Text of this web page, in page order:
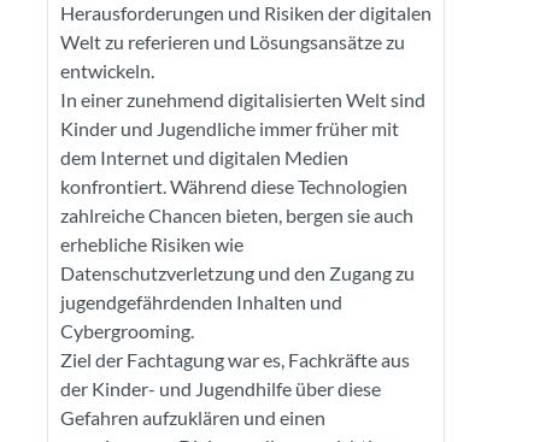
Herausforderungen und Risiken der digitalen
Welt zu referieren und Lösungsansätze zu
entwickeln.
In einer zunehmend digitalisierten Welt sind
Kinder und Jugendliche immer früher mit
dem Internet und digitalen Medien
konfrontiert. Während diese Technologien
zahlreiche Chancen bieten, bergen sie auch
erhebliche Risiken wie
Datenschutzverletzung und den Zugang zu
jugendgefährdenden Inhalten und
Cybergrooming.
Ziel der Fachtagung war es, Fachkräfte aus
der Kinder- und Jugendhilfe über diese
Gefahren aufzuklären und einen